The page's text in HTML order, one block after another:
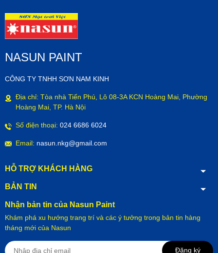
NASUN PAINT
CÔNG TY TNHH SƠN NAM KINH
Địa chỉ: Tòa nhà Tiến Phú, Lô 08-3A KCN Hoàng Mai, Phường
Hoàng Mai, TP. Hà Nội
Số điện thoại: 024 6686 6024
Email: nasun.nkg@gmail.com
HỖ TRỢ KHÁCH HÀNG
BẢN TIN
Nhận bản tin của Nasun Paint
Khám phá xu hướng trang trí và các ý tưởng trong bản tin hàng
tháng mới của Nasun
Đăng ký